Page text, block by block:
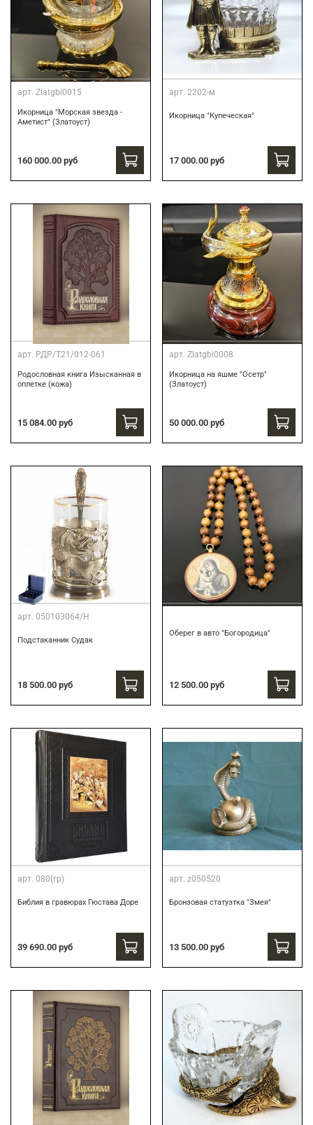
арт. Zlatgbi0015
Икорница "Морская звезда -
Аметист" (Златоуст)
160 000.00 руб
арт. 2202-м
Икорница "Купеческая"
17 000.00 руб
арт. РДР/Т21/012-061
Родословная книга Изысканная в
оплетке (кожа)
15 084.00 руб
арт. Zlatgbi0008
Икорница на яшме "Осетр"
(Златоуст)
50 000.00 руб
арт. 050103064/Н
Подстаканник Судак
18 500.00 руб
Оберег в авто "Богородица"
12 500.00 руб
арт. 080(гр)
Библия в гравюрах Гюстава Доре
39 690.00 руб
арт. z050520
Бронзовая статуэтка "Змея"
13 500.00 руб